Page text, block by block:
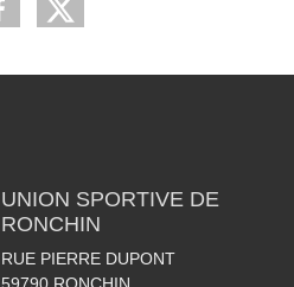
UNION SPORTIVE DE
RONCHIN
RUE PIERRE DUPONT
59790 RONCHIN